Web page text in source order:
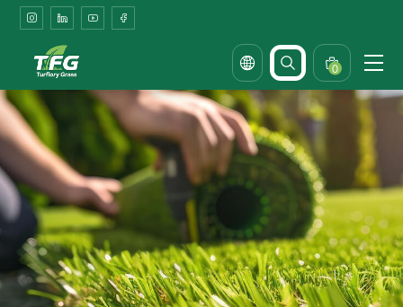
Qingdao
Turflory
Artificial
Grass
Co.,Ltd.
0